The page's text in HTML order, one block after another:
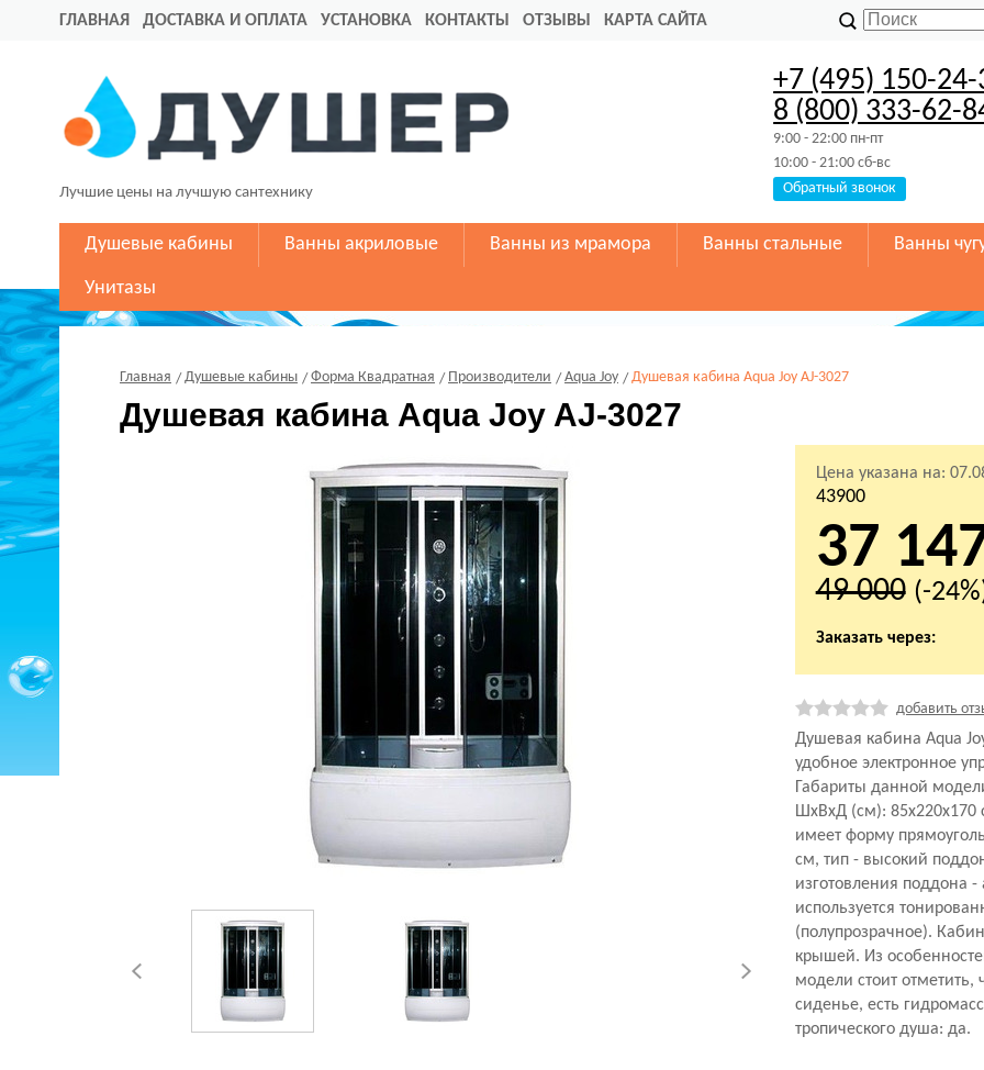
ГЛАВНАЯ ДОСТАВКА И ОПЛАТА УСТАНОВКА КОНТАКТЫ ОТЗЫВЫ КАРТА САЙТА
Лучшие цены на лучшую сантехнику
+7 (495) 150-24-
8 (800) 333-62-
9:00 - 22:00 пн-пт
10:00 - 21:00 сб-вс
Обратный звонок
Душевые кабины Ванны акриловые Ванны из мрамора Ванны стальные Ванны
Унитазы
Главная Душевые кабины Форма Квадратная Производители Aqua Joy Душевая кабина Aqua Joy AJ-3027
Душевая кабина Aqua Joy AJ-3027
Цена указана на:
43900
37
49 000 (-
Заказать через:
добавить
Душевая кабина Aqua
удобное электронное
Габариты данной
ШхВхД (см): 85x220x170
имеет форму
см, тип - высокий
изготовления поддона -
используется
(полупрозрачное).
крышей. Из
модели стоит отметить,
сиденье, есть
тропического душа: да.